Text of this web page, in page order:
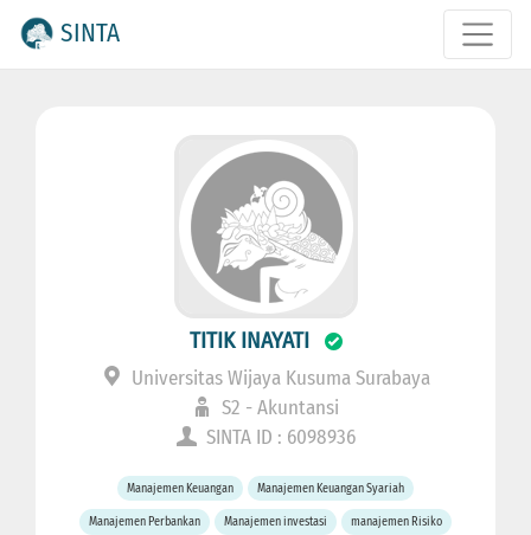
SINTA
TITIK INAYATI
Universitas Wijaya Kusuma Surabaya
S2 - Akuntansi
SINTA ID : 6098936
Manajemen Keuangan Manajemen Keuangan Syariah
Manajemen Perbankan Manajemen investasi manajemen Risiko